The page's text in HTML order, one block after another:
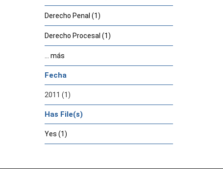
Derecho Penal (1)
Derecho Procesal (1)
... más
Fecha
2011 (1)
Has File(s)
Yes (1)